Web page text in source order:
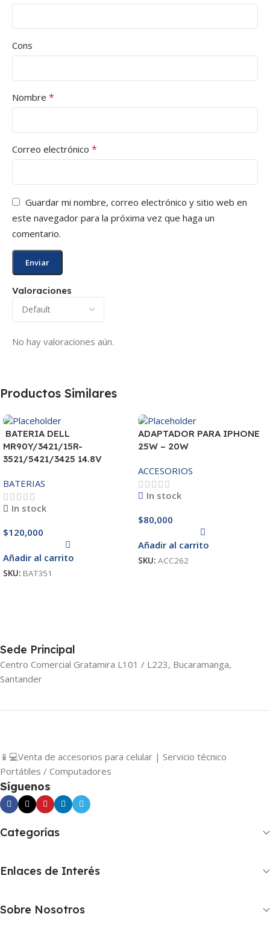
Valoraciones
No hay valoraciones aún.
Cons
Nombre *
Correo electrónico *
Guardar mi nombre, correo electrónico y sitio web en
este navegador para la próxima vez que haga un
comentario.
Productos Similares
BATERIA DELL
MR90Y/3421/15R-
3521/5421/3425 14.8V
BATERIAS
In stock
$120,000
Añadir al carrito
SKU: BAT351
ADAPTADOR PARA IPHONE
25W – 20W
ACCESORIOS
In stock
$80,000
Añadir al carrito
SKU: ACC262
Sede Principal
Centro Comercial Gratamira L101 / L223, Bucaramanga,
Santander
📱💻Venta de accesorios para celular | Servicio técnico
Portátiles / Computadores
Síguenos
Categorías
Enlaces de Interés
Sobre Nosotros